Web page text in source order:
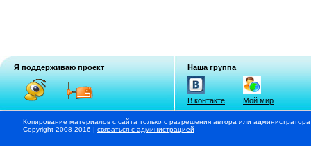
Я поддерживаю проект Наша группа
В контакте Мой мир
Копирование материалов с сайта только с разрешения автора или
Copyright 2008-2016 | связаться с администрацией